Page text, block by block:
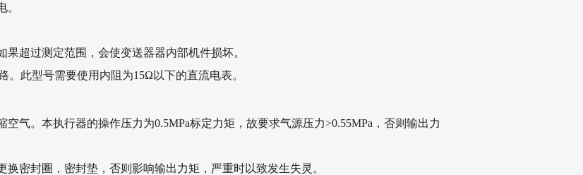
。
超过测定范围，会使变送器器内部机件损坏。
此型号需要使用内阻为15Ω以下的直流电表。
气。本执行器的操作压力为0.5MPa标定力矩，故要求气源压力>0.55MPa，否则输出力
密封圈，密封垫，否则影响输出力矩，严重时以致发生失灵。